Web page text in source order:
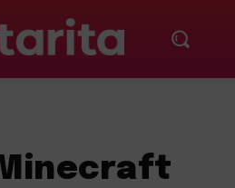
Minecraft